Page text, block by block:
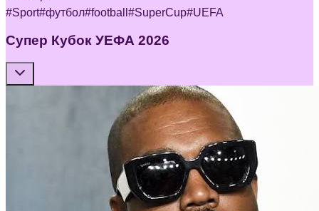
#Sport#футбол#football #SuperCup#UEFA
Супер Кубок УЕФА 2026